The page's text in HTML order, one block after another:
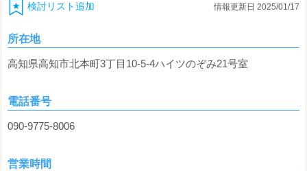
検討リスト追加 情報更新日 2025/01/17
所在地
高知県高知市北本町3丁目10-5-4ハイツのぞみ21号室
電話番号
090-9775-8006
営業時間